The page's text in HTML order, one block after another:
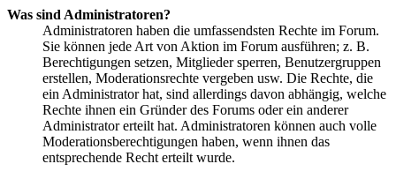
Was sind Administratoren?
Administratoren haben die umfassendsten Rechte im Forum.
Sie können jede Art von Aktion im Forum ausführen; z. B.
Berechtigungen setzen, Mitglieder sperren, Benutzergruppen
erstellen, Moderationsrechte vergeben usw. Die Rechte, die
ein Administrator hat, sind allerdings davon abhängig, welche
Rechte ihnen ein Gründer des Forums oder ein anderer
Administrator erteilt hat. Administratoren können auch volle
Moderationsberechtigungen haben, wenn ihnen das
entsprechende Recht erteilt wurde.